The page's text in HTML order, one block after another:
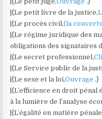
|{Le petit livre de la justice,
|{Le procès civil,(la
|{Le régime juridique des
obligations des signataires
|{Le secret professionnel,
|{Le Service public de la
|{Le sexe et la loi,Ouvrage .}
|{L’efficience en droit
à la lumière de l’analyse
|{L’égalité en matière